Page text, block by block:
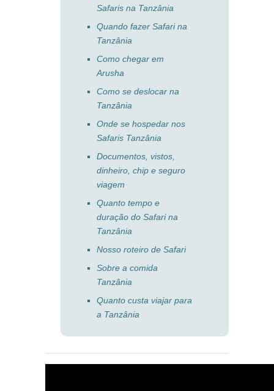
Safaris na Tanzânia
Quando fazer Safari na
Tanzânia
Como chegar em
Arusha
Como se deslocar na
Tanzânia
Onde se hospedar nos
Safaris Tanzânia
Documentos, vistos,
dinheiro, chip e seguro
viagem
Quanto tempo e
duração do Safari na
Tanzânia
Nosso roteiro de Safari
Sobre a comida
Tanzânia
Quanto custa viajar para
a Tanzânia